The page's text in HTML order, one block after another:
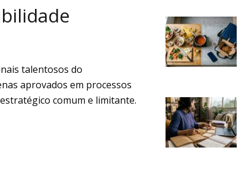
talentosos do
aprovados em processos
comum e limitante.